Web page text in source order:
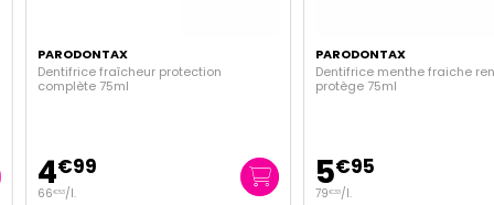
PARODONTAX
Dentifrice fraîcheur protection
complète 75ml
4€99
66 €53/l.
PARODONTAX
Dentifrice menthe fraiche
protège 75ml
5€95
79€33/l.